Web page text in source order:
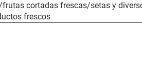
cortadas frescas/setas y
frescos